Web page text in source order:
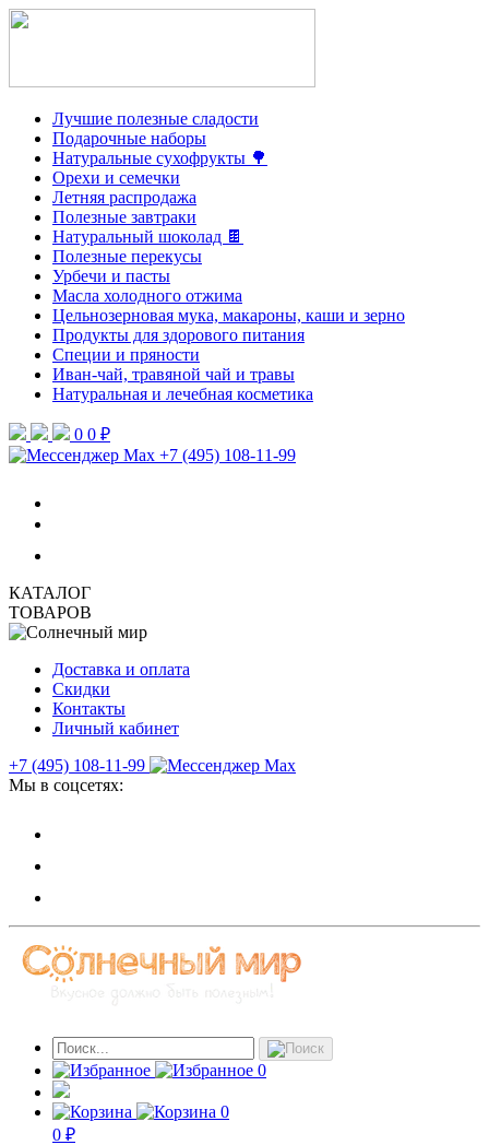
Лучшие полезные сладости
Подарочные наборы
Натуральные сухофрукты 🌳
Орехи и семечки
Летняя распродажа
Полезные завтраки
Натуральный шоколад 🍫
Полезные перекусы
Урбечи и пасты
Масла холодного отжима
Цельнозерновая мука, макароны, каши и зерно
Продукты для здорового питания
Специи и пряности
Иван-чай, травяной чай и травы
Натуральная и лечебная косметика
0 0 ₽
+7 (495) 108-11-99
КАТАЛОГ
ТОВАРОВ
Доставка и оплата
Скидки
Контакты
Личный кабинет
+7 (495) 108-11-99
Мы в соцсетях:
0
0
0 ₽